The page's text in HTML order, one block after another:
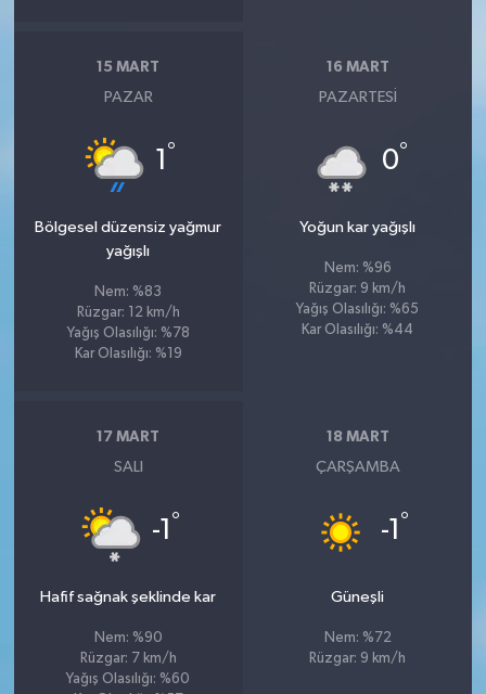
15 MART
PAZAR
1 °
Bölgesel düzensiz yağmur
yağışlı
Nem: %83
Rüzgar: 12 km/h
Yağış Olasılığı: %78
Kar Olasılığı: %19
16 MART
PAZARTESI
0°
Yoğun kar yağışlı
Nem: %96
Rüzgar: 9 km/h
Yağış Olasılığı: %65
Kar Olasılığı: %44
17 MART
SALI
-1 °
Hafif sağnak şeklinde kar
Nem: %90
Rüzgar: 7 km/h
Yağış Olasılığı: %60
18 MART
ÇARŞAMBA
-1 °
Güneşli
Nem: %72
Rüzgar: 9 km/h